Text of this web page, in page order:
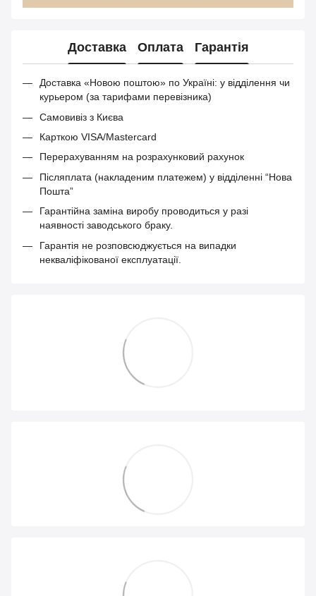
Доставка Оплата Гарантія
Доставка «Новою поштою» по Україні: у відділення чи
курьером (за тарифами перевізника)
Самовивіз з Києва
Карткою VISA/Mastercard
Перерахуванням на розрахунковий рахунок
Післяплата (накладеним платежем) у відділенні “Нова
Пошта”
Гарантійна заміна виробу проводиться у разі
наявності заводського браку.
Гарантія не розповсюджується на випадки
некваліфікованої експлуатації.